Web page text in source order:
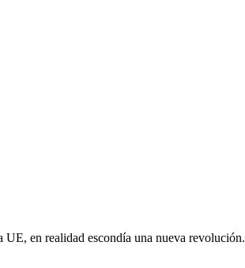
en realidad escondía una nueva revolución.